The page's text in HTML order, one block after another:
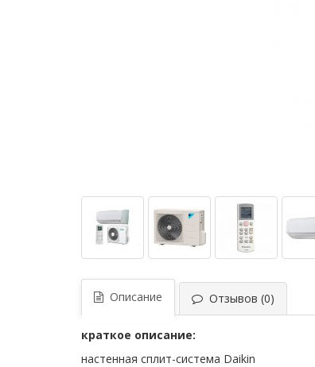
Описание Отзывов (0)
краткое описание:
настенная сплит-система Daikin